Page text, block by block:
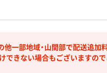
他一部地域・山間部で配送追加
できない場合もございますの